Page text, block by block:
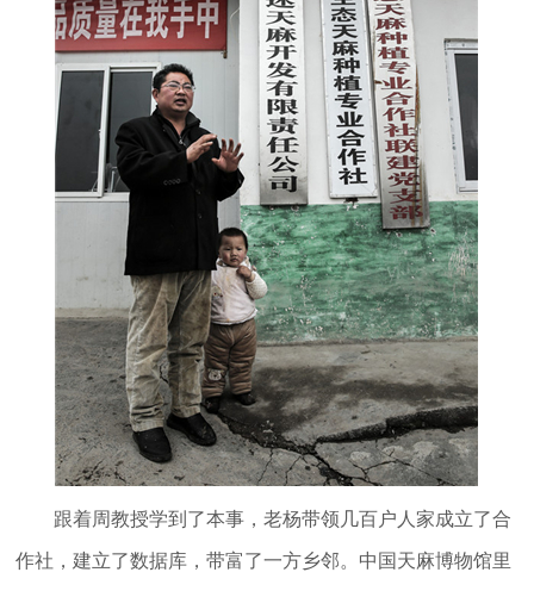
跟着周教授学到了本事，老杨带领几百户人家成立了合
作社，建立了数据库，带富了一方乡邻。中国天麻博物馆里